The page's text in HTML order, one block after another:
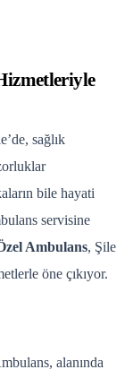
sağlık
bile hayati
servisine
Ambulans, Şile
öne çıkıyor.
alanında